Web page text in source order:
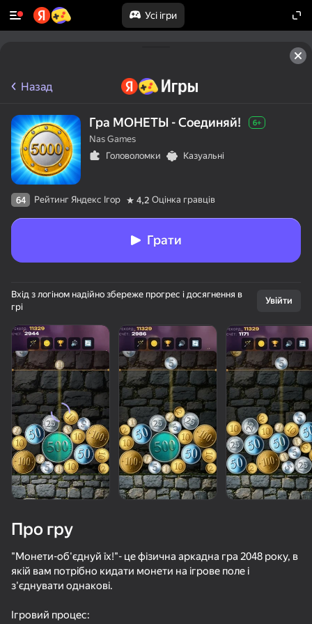
Усі ігри
Майнкрафт Дробилка
Морской бой
Завантаження
Назад
Гра МОНЕТЫ - Соединяй! 6+
Nas Games
Головоломки
Казуальні
64 Рейтинг Яндекс Ігор 4,2 Оцінка гравців
Грати
Вхід з логіном надійно збереже прогрес і досягнення в
грі
Увійти
Про гру
"Монети-об'єднуй їх!"- це фізична аркадна гра 2048 року, в
якій вам потрібно кидати монети на ігрове поле і
з'єднувати однакові.
Ігровий процес: